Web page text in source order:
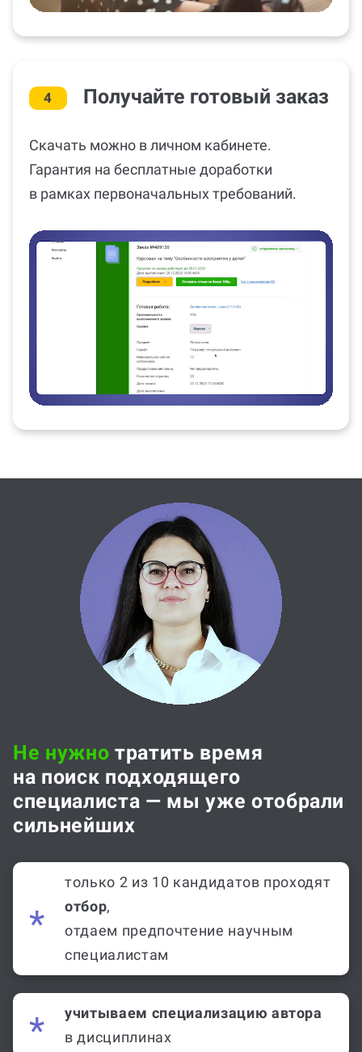
4 Получайте готовый заказ
Скачать можно в личном кабинете.
Гарантия на бесплатные доработки
в рамках первоначальных требований.
Не нужно тратить время
на поиск подходящего
специалиста — мы уже отобрали
сильнейших
только 2 из 10 кандидатов проходят
отбор,
отдаем предпочтение научным
специалистам
учитываем специализацию автора
в дисциплинах